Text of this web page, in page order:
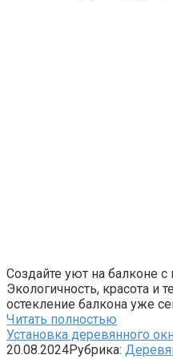
Создайте уют на балконе
Экологичность, красота и
остекление балкона уже
Читать полностью
Установка деревянного
20.08.2024Рубрика: